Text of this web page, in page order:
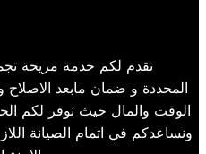
نقدم لكم خدمة مريحة
المحددة و ضمان مابعد الاصلاح
الوقت والمال حيث نوفر لكم
ونساعدكم في اتمام الصيانة